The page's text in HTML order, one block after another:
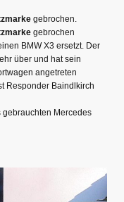
gebrochen.
gebrochen
BMW X3 ersetzt. Der
über und hat sein
angetreten
Responder Baindlkirch
gebrauchten Mercedes